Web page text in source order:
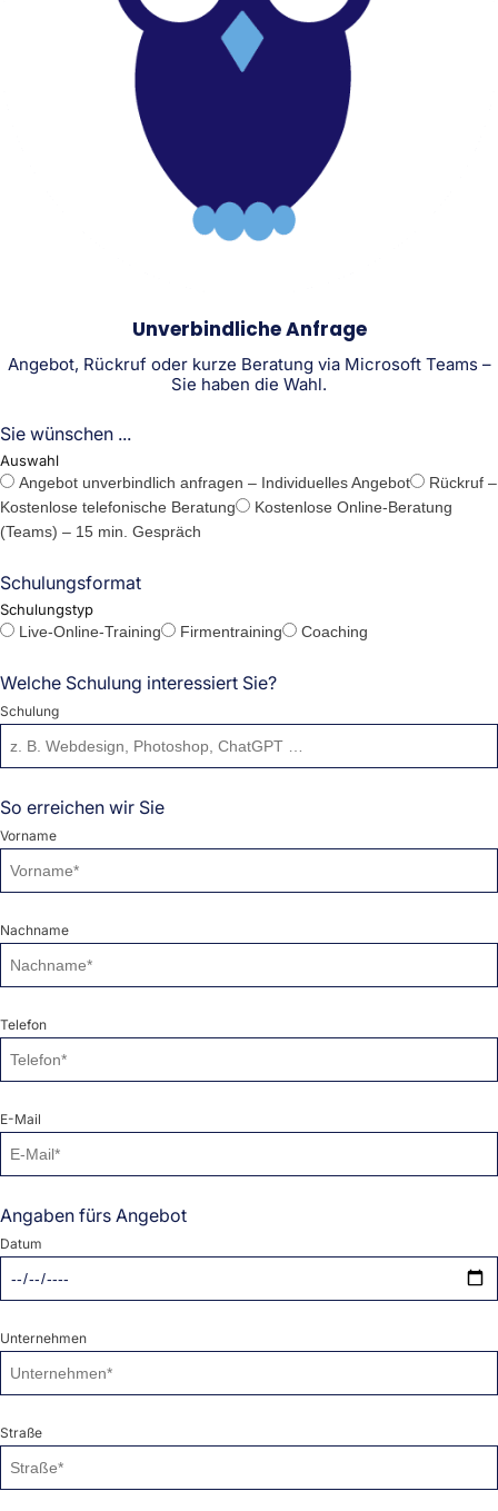
Unverbindliche Anfrage
Angebot, Rückruf oder kurze Beratung via Microsoft Teams –
Sie haben die Wahl.
Sie wünschen ...
Auswahl
Angebot unverbindlich anfragen – Individuelles Angebot
Rückruf –
Kostenlose telefonische Beratung
Kostenlose Online-Beratung
(Teams) – 15 min. Gespräch
Schulungsformat
Schulungstyp
Live-Online-Training
Firmentraining Coaching
Welche Schulung interessiert Sie?
Schulung
So erreichen wir Sie
Vorname
Nachname
Telefon
E-Mail
Angaben fürs Angebot
Datum
Unternehmen
Straße